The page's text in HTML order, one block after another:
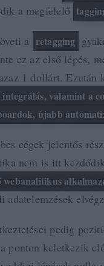
a megfelelő
a retagging
ez az első lépés,
1 dollárt. Ezután
integrálás, valamint a
újabb
cégek jelentős
nem is itt
webanalitikus
adatelemzések
pedig
ponton keletkezik